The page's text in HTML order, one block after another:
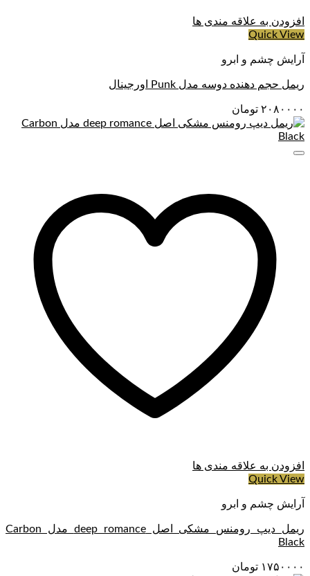
افزودن به علاقه مندی ها
Quick View
آرایش چشم و ابرو
ریمل حجم دهنده دوسه مدل Punk اورجینال
۲۰۸۰۰۰۰ تومان
افزودن به علاقه مندی ها
Quick View
آرایش چشم و ابرو
ریمل دیپ رومنس مشکی اصل deep romance مدل Carbon
Black
۱۷۵۰۰۰۰ تومان